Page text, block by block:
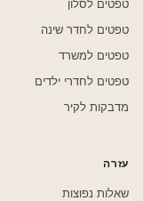
טפטים לסלון
טפטים לחדר שינה
טפטים למשרד
טפטים לחדרי ילדים
מדבקות לקיר
עזרה
שאלות נפוצות